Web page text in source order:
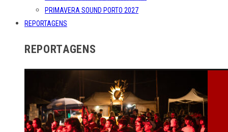
PRIMAVERA SOUND PORTO 2027
REPORTAGENS
REPORTAGENS